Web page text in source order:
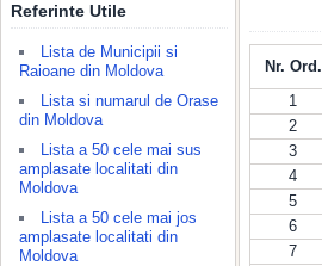
Referinte Utile
Lista de Municipii si
Raioane din Moldova
Lista si numarul de Orase
din Moldova
Lista a 50 cele mai sus
amplasate localitati din
Moldova
Lista a 50 cele mai jos
amplasate localitati din
Moldova
Nr. Ord.
1
2
3
4
5
6
7